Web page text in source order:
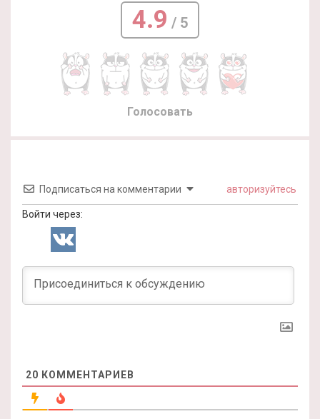
4.9 / 5
Голосовать
Подписаться на комментарии авторизуйтесь
Войти через:
20 КОММЕНТАРИЕВ